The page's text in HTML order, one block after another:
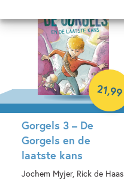
Gorgels 3 – De
Gorgels en de
laatste kans
Jochem Myjer, Rick de Haas
21,99